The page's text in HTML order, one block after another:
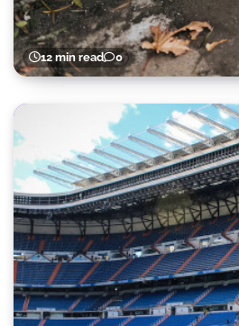
12 min read 0